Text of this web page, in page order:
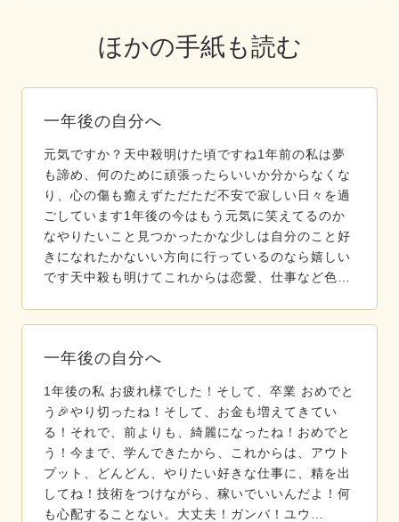
ほかの手紙も読む
一年後の自分へ
元気ですか？天中殺明けた頃ですね1年前の私は夢
も諦め、何のために頑張ったらいいか分からなくな
り、心の傷も癒えずただただ不安で寂しい日々を過
ごしています1年後の今はもう元気に笑えてるのか
なやりたいこと見つかったかな少しは自分のこと好
きになれたかないい方向に行っているのなら嬉しい
です天中殺も明けてこれからは恋愛、仕事など色…
一年後の自分へ
1年後の私 お疲れ様でした！そして、卒業 おめでと
う🎉やり切ったね！そして、お金も増えてきてい
る！それで、前よりも、綺麗になったね！おめでと
う！今まで、学んできたから、これからは、アウト
プット、どんどん、やりたい好きな仕事に、精を出
してね！技術をつけながら、稼いでいいんだよ！何
も心配することない。大丈夫！ガンバ！ユウ…